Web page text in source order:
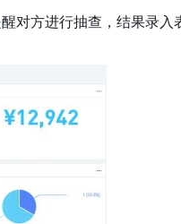
对方进行抽查，结果录入